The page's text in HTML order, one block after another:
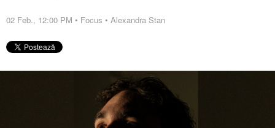
02 Feb., 12:00 PM • Focus • Alexandra Stan